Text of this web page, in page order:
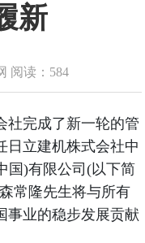
新
阅读：584
社完成了新一轮的管
日立建机株式会社中
国)有限公司(以下简
常隆先生将与所有
事业的稳步发展贡献